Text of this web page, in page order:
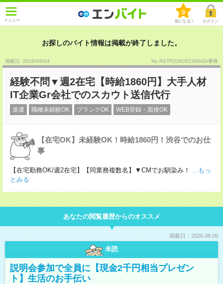
メニュー
0
気になる！ ログイン
お探しのバイト情報は掲載が終了しました。
掲載日 :2026/06/04 No.RSTFO260523984D/事務
経験不問▼週2在宅【時給1860円】大手人材
IT企業Gr会社でのスカウト送信代行
派遣 職種未経験OK ブランクOK WEB登録・面接OK
【在宅OK】未経験OK！時給1860円！渋谷でのお仕
事
【在宅勤務OK/週2在宅】【同業務複数名】▼CMでお馴染み！
...もっ
とみる
あなたの閲覧履歴からのオススメ
掲載日：2026.08.06
未読
説明会参加で全員に【現金2千円相当プレゼン
ト】生活のお手伝い